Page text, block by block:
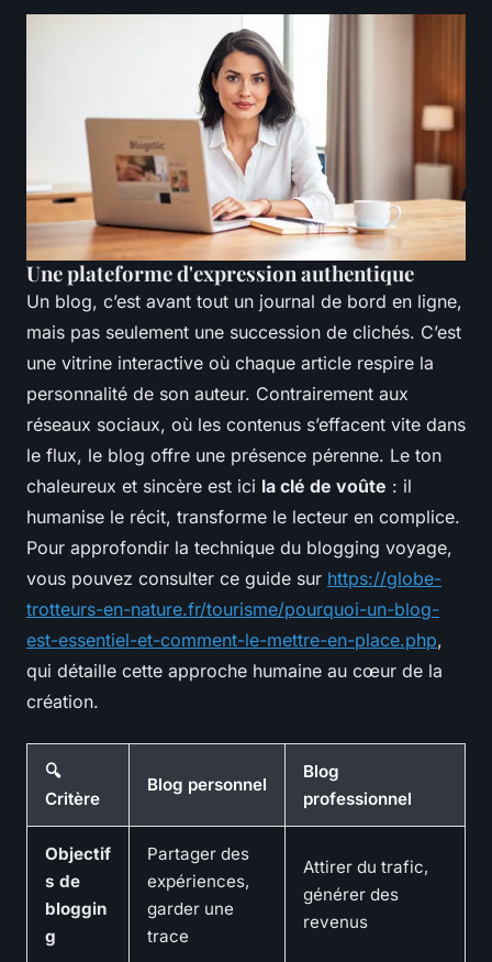
Une plateforme d'expression authentique
Un blog, c’est avant tout un journal de bord en ligne,
mais pas seulement une succession de clichés. C’est
une vitrine interactive où chaque article respire la
personnalité de son auteur. Contrairement aux
réseaux sociaux, où les contenus s’effacent vite dans
le flux, le blog offre une présence pérenne. Le ton
chaleureux et sincère est ici la clé de voûte : il
humanise le récit, transforme le lecteur en complice.
Pour approfondir la technique du blogging voyage,
vous pouvez consulter ce guide sur https://globe-
trotteurs-en-nature.fr/tourisme/pourquoi-un-blog-
est-essentiel-et-comment-le-mettre-en-place.php,
qui détaille cette approche humaine au cœur de la
création.
🔍
Critère
Blog personnel
Blog
professionnel
Objectif
s de
bloggin
g
Partager des
expériences,
garder une
trace
Attirer du trafic,
générer des
revenus